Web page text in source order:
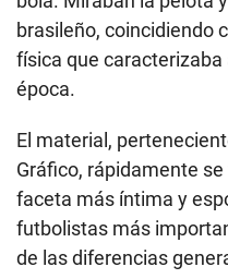
brasileño, coincidiendo
física que
época.
El material,
Gráfico, rápidamente
faceta más íntima y
futbolistas más
de las diferencias